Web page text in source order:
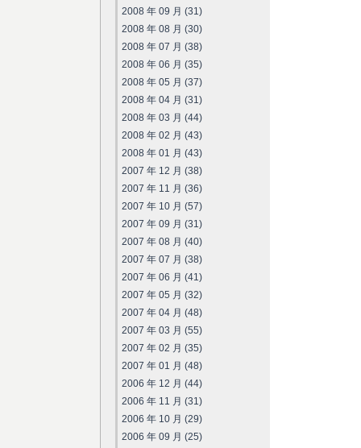
2008 年 09 月 (31)
2008 年 08 月 (30)
2008 年 07 月 (38)
2008 年 06 月 (35)
2008 年 05 月 (37)
2008 年 04 月 (31)
2008 年 03 月 (44)
2008 年 02 月 (43)
2008 年 01 月 (43)
2007 年 12 月 (38)
2007 年 11 月 (36)
2007 年 10 月 (57)
2007 年 09 月 (31)
2007 年 08 月 (40)
2007 年 07 月 (38)
2007 年 06 月 (41)
2007 年 05 月 (32)
2007 年 04 月 (48)
2007 年 03 月 (55)
2007 年 02 月 (35)
2007 年 01 月 (48)
2006 年 12 月 (44)
2006 年 11 月 (31)
2006 年 10 月 (29)
2006 年 09 月 (25)